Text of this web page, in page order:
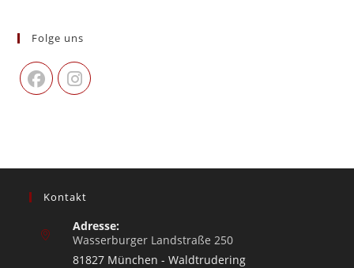
Folge uns
Kontakt
Adresse:
Wasserburger Landstraße 250
81827 München - Waldtrudering